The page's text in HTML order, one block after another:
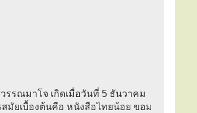
รรณมาโจ เกิดเมื่อวันที่ 5 ธันวาคม
มัยเบื้องต้นคือ หนังสือไทยน้อย ขอม